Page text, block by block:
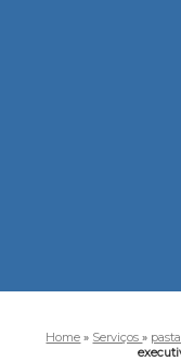
Home » Serviços»